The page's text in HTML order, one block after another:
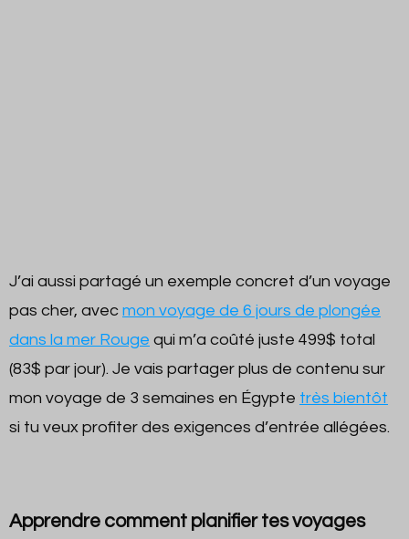
J’ai aussi partagé un exemple concret d’un voyage
pas cher, avec mon voyage de 6 jours de plongée
dans la mer Rouge qui m’a coûté juste 499$ total
(83$ par jour). Je vais partager plus de contenu sur
mon voyage de 3 semaines en Égypte très bientôt
si tu veux profiter des exigences d’entrée allégées.
Apprendre comment planifier tes voyages